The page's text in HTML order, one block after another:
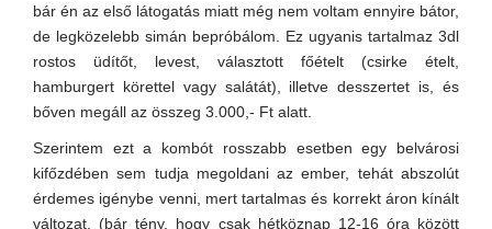
bár én az első látogatás miatt még nem voltam ennyire bátor,
de legközelebb simán bepróbálom. Ez ugyanis tartalmaz 3dl
rostos üdítőt, levest, választott főételt (csirke ételt,
hamburgert körettel vagy salátát), illetve desszertet is, és
bőven megáll az összeg 3.000,- Ft alatt.
Szerintem ezt a kombót rosszabb esetben egy belvárosi
kifőzdében sem tudja megoldani az ember, tehát abszolút
érdemes igénybe venni, mert tartalmas és korrekt áron kínált
változat. (bár tény, hogy csak hétköznap 12-16 óra között